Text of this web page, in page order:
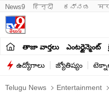
News9 हिन्दी ಕನ್ನಡ
తాజా వార్తలు ఎంటర్టైన్మెంట్
ఉద్యోగాలు జ్యోతిష్యం
Telugu News Entertainment